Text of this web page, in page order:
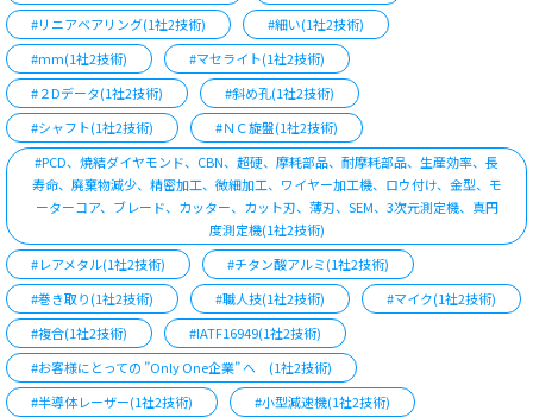
#リニアベアリング(1社2技術)
#細い(1社2技術)
#mm(1社2技術)
#マセライト(1社2技術)
#２Dデータ(1社2技術)
#斜め孔(1社2技術)
#シャフト(1社2技術)
#ＮＣ旋盤(1社2技術)
#PCD、焼結ダイヤモンド、CBN、超硬、摩耗部品、耐摩耗部品、生産効率、長
寿命、廃棄物減少、精密加工、微細加工、ワイヤー加工機、ロウ付け、金型、モ
ーターコア、ブレード、カッター、カット刃、薄刃、SEM、3次元測定機、真円
度測定機(1社2技術)
#レアメタル(1社2技術)
#チタン酸アルミ(1社2技術)
#巻き取り(1社2技術)
#職人技(1社2技術)
#マイク(1社2技術)
#複合(1社2技術)
#IATF16949(1社2技術)
#お客様にとっての ”Only One企業” へ (1社2技術)
#半導体レーザー(1社2技術)
#小型減速機(1社2技術)